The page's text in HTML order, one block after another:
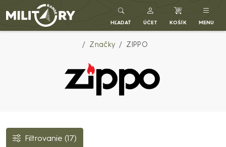
Army shop MILITARY RANGE SK
HĽADAŤ ÚČET KOŠÍK MENU
Značky ZIPPO
Filtrovanie (17)